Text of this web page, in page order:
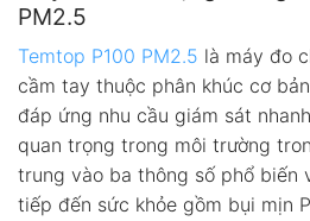
PM2.5
Temtop P100 PM2.5 là máy đo
cầm tay thuộc phân khúc cơ
đáp ứng nhu cầu giám sát
quan trọng trong môi trường
trung vào ba thông số phổ biến
tiếp đến sức khỏe gồm bụi mịn